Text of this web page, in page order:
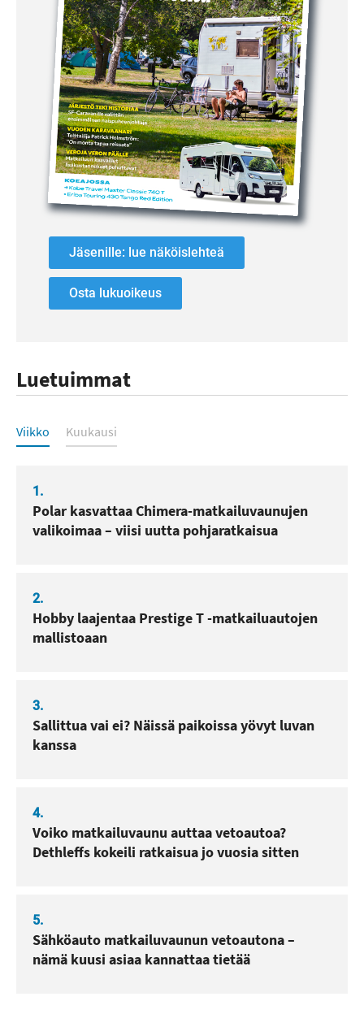
Jäsenille: lue näköislehteä
Osta lukuoikeus
Luetuimmat
Luetuimmat
Viikko Kuukausi
1.
Polar kasvattaa Chimera-matkailuvaunujen
valikoimaa – viisi uutta pohjaratkaisua
2.
Hobby laajentaa Prestige T -matkailuautojen
mallistoaan
3.
Sallittua vai ei? Näissä paikoissa yövyt luvan
kanssa
4.
Voiko matkailuvaunu auttaa vetoautoa?
Dethleffs kokeili ratkaisua jo vuosia sitten
5.
Sähköauto matkailuvaunun vetoautona –
nämä kuusi asiaa kannattaa tietää